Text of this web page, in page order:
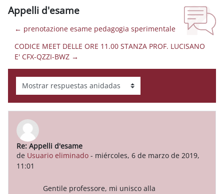
Appelli d'esame
← prenotazione esame pedagogia sperimentale
CODICE MEET DELLE ORE 11.00 STANZA PROF. LUCISANO
E' CFX-QZZI-BWZ →
Mostrar modo
Re: Appelli d'esame
de Usuario eliminado - miércoles, 6 de marzo de 2019,
11:01
Número de respuestas: 0
Gentile professore, mi unisco alla